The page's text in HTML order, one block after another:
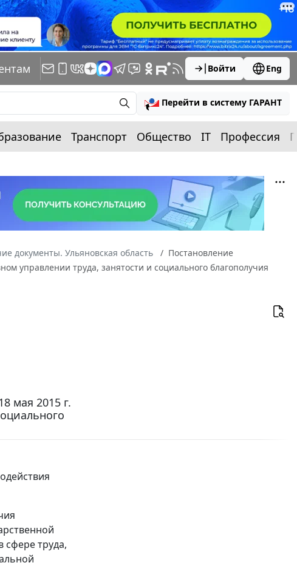
Войти Eng
Перейти в систему ГАРАНТ
Транспорт Общество IT Профессия
документы. Ульяновская область
Постановление
управлении труда, занятости и социального благополучия
мая 2015 г.
сфере труда,